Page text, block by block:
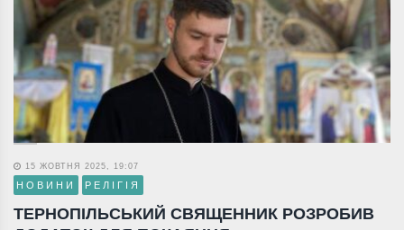
15 ЖОВТНЯ 2025, 19:07
НОВИНИ РЕЛІГІЯ
ТЕРНОПІЛЬСЬКИЙ СВЯЩЕННИК РОЗРОБИВ